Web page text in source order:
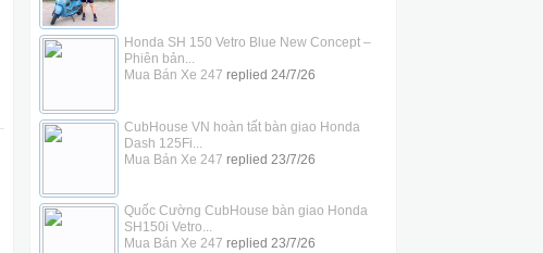
Honda SH 150 Vetro Blue New Concept –
Phiên bản...
Mua Bán Xe 247 replied 24/7/26
CubHouse VN hoàn tất bàn giao Honda
Dash 125Fi...
Mua Bán Xe 247 replied 23/7/26
Quốc Cường CubHouse bàn giao Honda
SH150i Vetro...
Mua Bán Xe 247 replied 23/7/26